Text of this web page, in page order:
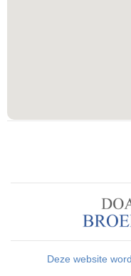
Deze website